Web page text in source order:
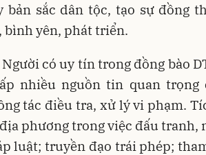
bản sắc dân tộc, tạo sự đồng
bình yên, phát triển.
Người có uy tín trong đồng bào
nhiều nguồn tin quan trọng
tác điều tra, xử lý vi phạm.
phương trong việc đấu tranh,
luật; truyền đạo trái phép;